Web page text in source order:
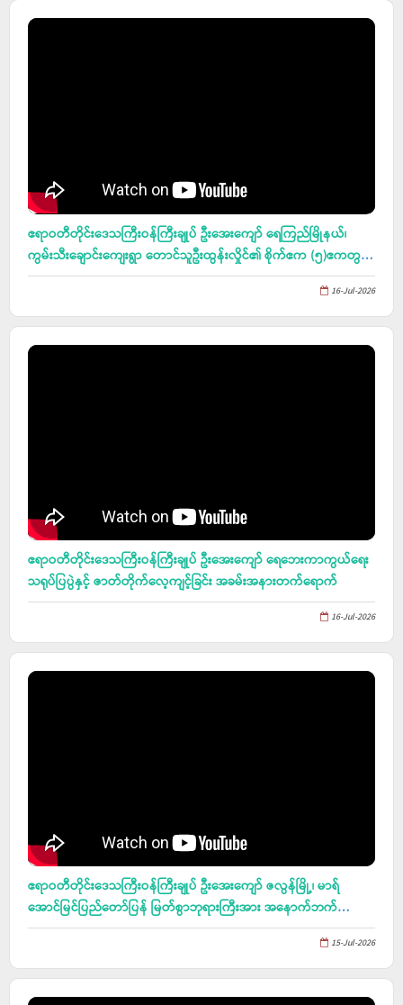
ဧရာဝတီတိုင်းဒေသကြီးဝန်ကြီးချုပ် ဦးအေးကျော် ရေကြည်မြိုနယ်၊
ကွမ်းသီးချောင်းကျေးရွာ တောင်သူဦးထွန်းလှိုင်၏ စိုက်ဧက (၅)ဧကတွင်
ပြုလုပ်သည့် ၂၀၂၆-၂၀၂၇ ခုနှစ်၊ မိုးစပါးဆင်းသုခ မျိုးစေ့ထုတ် စိုက်ခင်း
အား ကောက်စိုက်လုံမေများဖြင့် စပါးစိုက်ပျိုးနေမှုကို ကြည့်ရှုအားပေး
16-Jul-2026
ဧရာဝတီတိုင်းဒေသကြီးဝန်ကြီးချုပ် ဦးအေးကျော် ရေဘေးကာကွယ်ရေး
သရုပ်ပြပွဲနှင့် ဇာတ်တိုက်လေ့ကျင့်ခြင်း အခမ်းအနားတက်ရောက်
16-Jul-2026
ဧရာဝတီတိုင်းဒေသကြီးဝန်ကြီးချုပ် ဦးအေးကျော် ဇလွန်မြို့၊ မာရ်
အောင်မြင်ပြည်တော်ပြန် မြတ်စွာဘုရားကြီးအား အနောက်ဘက်
စောင်းတန်း ပြုပြင်တည်ဆောက်မည့် အခြေအနေများအား ကြည်ရှု
စစ်ဆေး၊ ရေဘေးကာကွယ်ရေး သရုပ်ပြပွဲနှင့် ဇာတ်တိုက်လေ့ကျင့်ခြင်း
အခမ်းအနားများသို့ တက်ရောက်၊ ဘဲလ်လာကြိမ်ထည်ပစ္စည်း အလှဆင်
လုပ်ငန်း ကြည့်ရှု
15-Jul-2026